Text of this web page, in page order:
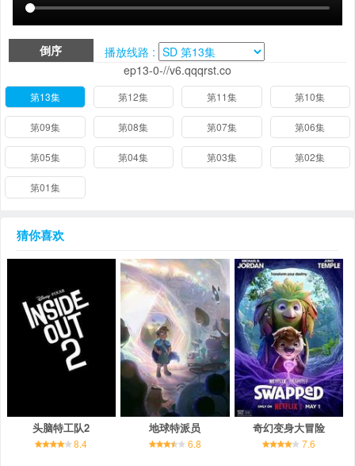
倒序
播放线路 :
ep13-0-//v6.qqqrst.co
第13集 第12集 第11集 第10集
第09集 第08集 第07集 第06集
第05集 第04集 第03集 第02集
第01集
猜你喜欢
头脑特工队2
8.4
地球特派员
6.8
奇幻变身大冒险
7.6